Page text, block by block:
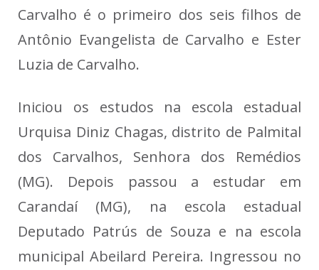
Carvalho é o primeiro dos seis filhos de
Antônio Evangelista de Carvalho e Ester
Luzia de Carvalho.
Iniciou os estudos na escola estadual
Urquisa Diniz Chagas, distrito de Palmital
dos Carvalhos, Senhora dos Remédios
(MG). Depois passou a estudar em
Carandaí (MG), na escola estadual
Deputado Patrús de Souza e na escola
municipal Abeilard Pereira. Ingressou no